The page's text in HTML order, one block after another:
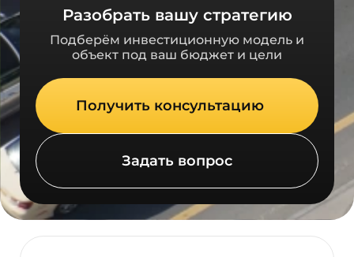
Разобрать вашу стратегию
Подберём инвестиционную модель и
объект под ваш бюджет и цели
Получить консультацию
Задать вопрос